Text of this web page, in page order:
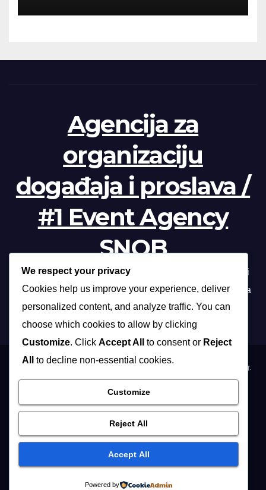
Agencija za
organizaciju
događaja i proslava /
#1 Event Agency
SNOB
Profesionalna organizacija događanja /// Beograd, Novi
Sad, Niš, Kopaonik, Zlatibor, Vrnjačka banja, Sokobanja
Themeansar.
Organizacija poslovnih događaja
Organizacija privatnih proslava
Muzičari i dj-evi Hostese Fotografisanje
REFERENCE / KLIJENTI KONTAKT / IMPRESSUM English
We respect your privacy
Cookies help us improve your experience, deliver
personalized content, and analyze traffic. You can
choose which cookies to allow by clicking
Customize. Click Accept All to consent or Reject
All
to decline non-essential cookies.
Customize
Reject All
Accept All
Powered by